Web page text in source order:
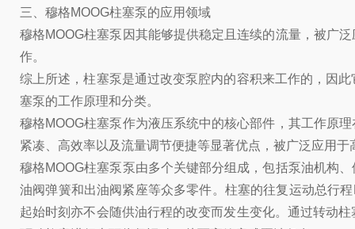
三、穆格MOOG柱塞泵的应用领域
穆格MOOG柱塞泵因其能够提供稳定且连续的流量，被广
作。
综上所述，柱塞泵是通过改变泵腔内的容积来工作的，因
塞泵的工作原理和分类。
穆格MOOG柱塞泵作为液压系统中的核心部件，其工作原
紧凑、高效率以及流量调节便捷等显著优点，被广泛应用
穆格MOOG柱塞泵泵由多个关键部分组成，包括泵油机构
油阀弹簧和出油阀紧座等众多零件。柱塞的往复运动总行
起始时刻亦不会随供油行程的改变而发生变化。通过转动